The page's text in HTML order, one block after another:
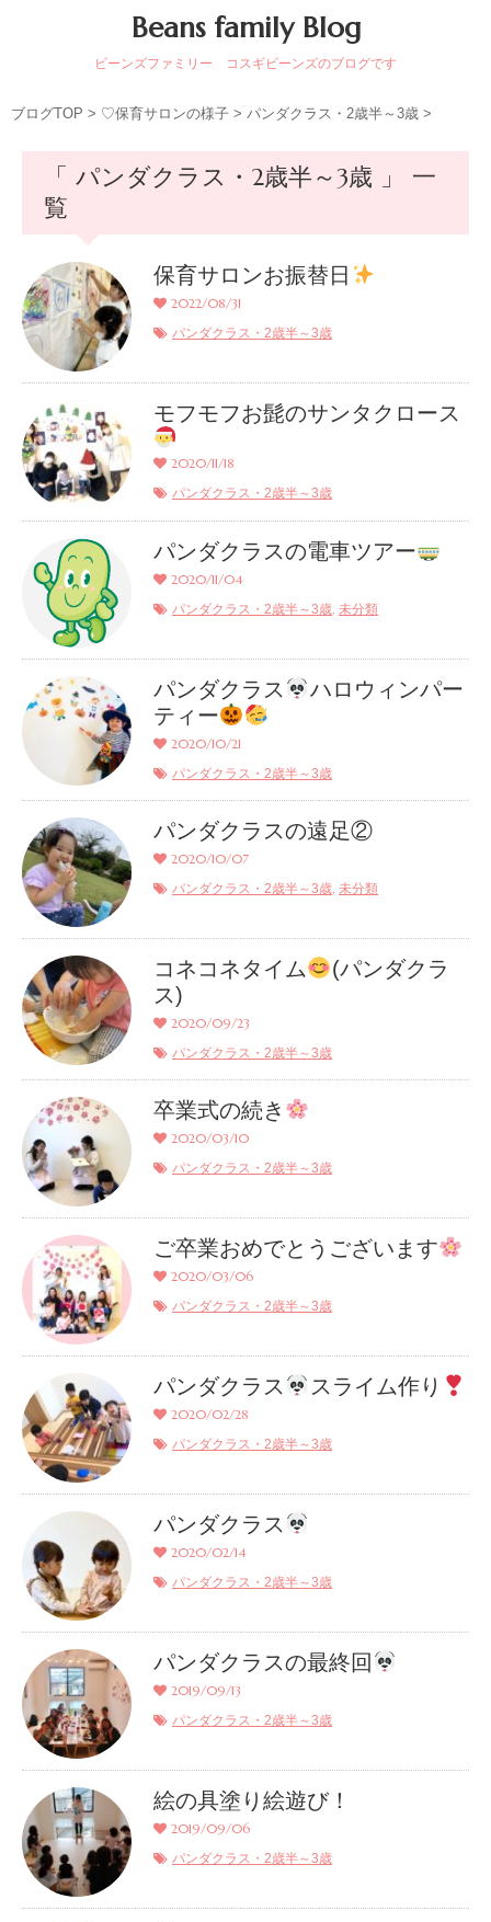
Beans family Blog
ビーンズファミリー コスギビーンズのブログです
ブログTOP > ♡保育サロンの様子 > パンダクラス・2歳半～3歳 >
「 パンダクラス・2歳半～3歳 」 一
覧
保育サロンお振替日
2022/08/31
パンダクラス・2歳半～3歳
モフモフお髭のサンタクロース
2020/11/18
パンダクラス・2歳半～3歳
パンダクラスの電車ツアー
2020/11/04
パンダクラス・2歳半～3歳, 未分類
パンダクラス
ハロウィンパー
ティー
2020/10/21
パンダクラス・2歳半～3歳
パンダクラスの遠足②
2020/10/07
パンダクラス・2歳半～3歳, 未分類
コネコネタイム
(パンダクラ
ス)
2020/09/23
パンダクラス・2歳半～3歳
卒業式の続き
2020/03/10
パンダクラス・2歳半～3歳
ご卒業おめでとうございます
2020/03/06
パンダクラス・2歳半～3歳
パンダクラス スライム作り
2020/02/28
パンダクラス・2歳半～3歳
パンダクラス
2020/02/14
パンダクラス・2歳半～3歳
パンダクラスの最終回
2019/09/13
パンダクラス・2歳半～3歳
絵の具塗り絵遊び！
2019/09/06
パンダクラス・2歳半～3歳